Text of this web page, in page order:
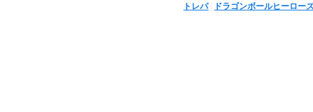
トレパ| ドラゴンボールヒーロー